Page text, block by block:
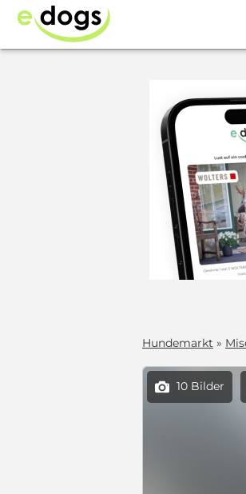
Hundemarkt »
 10 Bilder